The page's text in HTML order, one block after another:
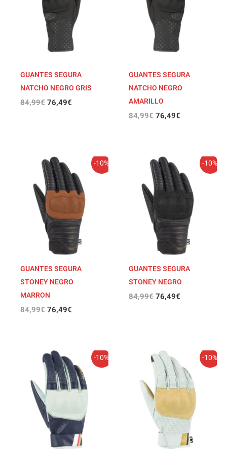
GUANTES SEGURA
NATCHO NEGRO GRIS
84,99€ 76,49€
76,49€.
GUANTES SEGURA
NATCHO NEGRO
AMARILLO
84,99€ 76,49€
76,49€.
-10%
GUANTES SEGURA
STONEY NEGRO
MARRON
84,99€
El
precio
original
era:
84,99€.
76,49€
precio
actual
es:
76,49€.
-10%
GUANTES SEGURA
STONEY NEGRO
84,99€
El
precio
original
era:
84,99€.
76,49€
precio
actual
es:
76,49€.
-10%
El
precio
original
era:
79,99€.
precio
actual
es:
71,99€.
-10%
El
precio
original
era:
79,99€.
precio
actual
es:
71,99€.